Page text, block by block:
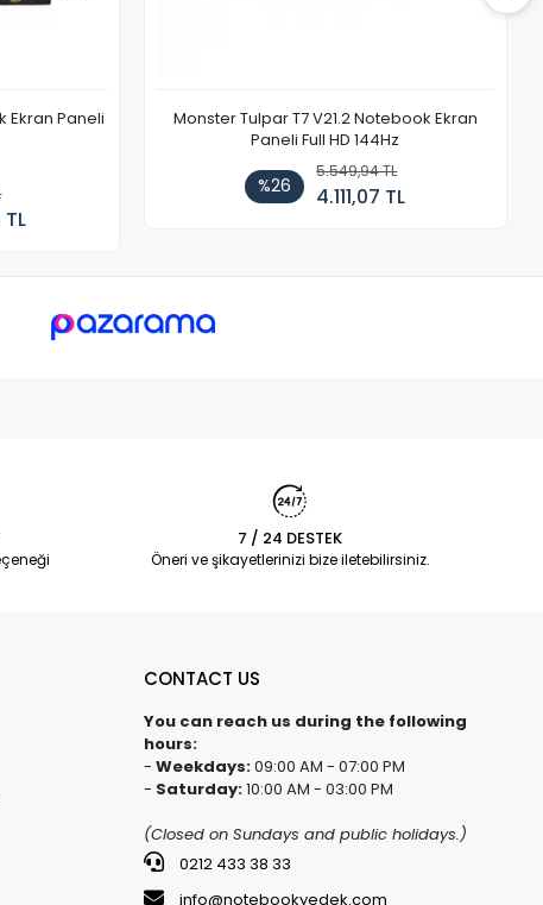
Ekran Paneli
Monster Tulpar T7 V21.2 Notebook Ekran
Paneli Full HD 144Hz
%26
5.549,94 TL
4.111,07 TL
7 / 24 DESTEK
Öneri ve şikayetlerinizi bize iletebilirsiniz.
CONTACT US
You can reach us during the following
hours:
- Weekdays:09:00 AM - 07:00 PM
- Saturday:10:00 AM - 03:00 PM
(Closed on Sundays and public holidays.)
0212 433 38 33
info@notebookyedek.com